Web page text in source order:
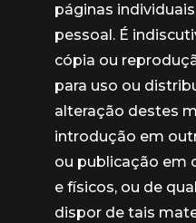
páginas
pessoal. É
cópia ou
para uso ou
alteração destes
introdução em
ou publicação em
e físicos, ou de
dispor de tais